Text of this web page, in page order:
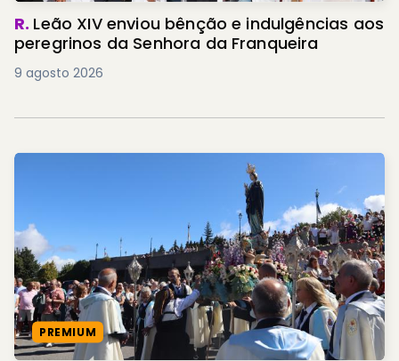
R. Leão XIV enviou bênção e indulgências aos
peregrinos da Senhora da Franqueira
9 agosto 2026
PREMIUM